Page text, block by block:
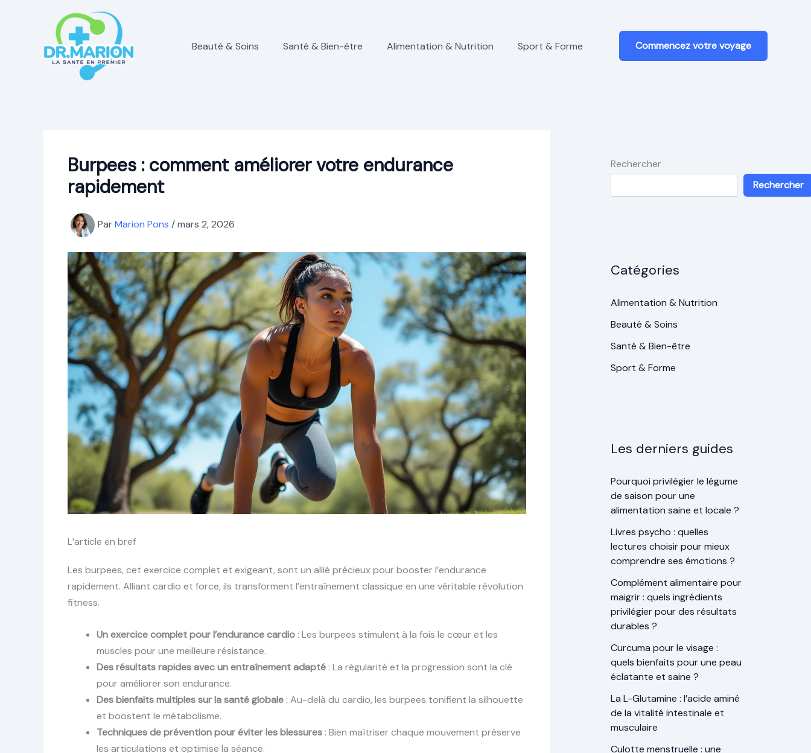
Beauté & Soins Santé & Bien-être Alimentation & Nutrition Sport & Forme Commencez votre voyage
Burpees : comment améliorer votre endurance
rapidement
ParMarion Pons /mars 2, 2026
L’article en bref
Les burpees, cet exercice complet et exigeant, sont un allié précieux pour booster l’endurance
rapidement. Alliant cardio et force, ils transforment l’entraînement classique en une véritable révolution
fitness.
Un exercice complet pour l’endurance cardio : Les burpees stimulent à la fois le cœur et les
muscles pour une meilleure résistance.
Des résultats rapides avec un entraînement adapté : La régularité et la progression sont la clé
pour améliorer son endurance.
Des bienfaits multiples sur la santé globale : Au-delà du cardio, les burpees tonifient la silhouette
et boostent le métabolisme.
Techniques de prévention pour éviter les blessures : Bien maîtriser chaque mouvement préserve
les articulations et optimise la séance.
Rechercher
Rechercher
Catégories
Alimentation & Nutrition
Beauté & Soins
Santé & Bien-être
Sport & Forme
Les derniers guides
Pourquoi privilégier le légume
de saison pour une
alimentation saine et locale ?
Livres psycho : quelles
lectures choisir pour mieux
comprendre ses émotions ?
Complément alimentaire pour
maigrir : quels ingrédients
privilégier pour des résultats
durables ?
Curcuma pour le visage :
quels bienfaits pour une peau
éclatante et saine ?
La L-Glutamine : l’acide aminé
de la vitalité intestinale et
musculaire
Culotte menstruelle : une